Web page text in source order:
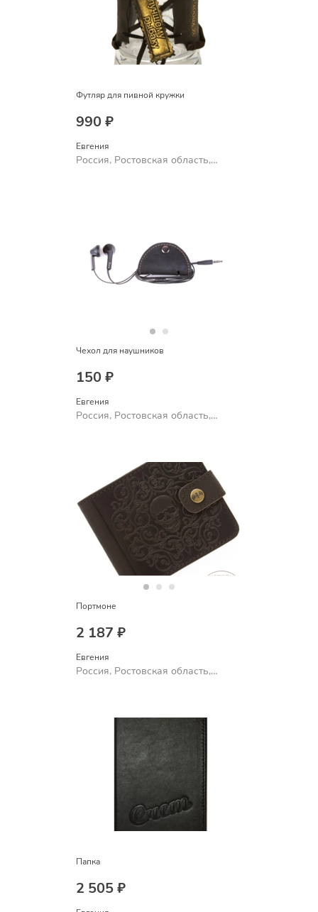
Футляр для пивной кружки
990 ₽
Евгения
Россия, Ростовская область,
Чехол для наушников
150 ₽
Евгения
Россия, Ростовская область,
Портмоне
2 187 ₽
Евгения
Россия, Ростовская область,
Папка
2 505 ₽